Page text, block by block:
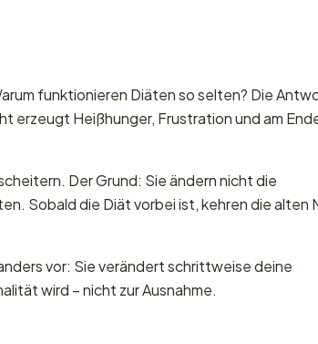
funktionieren Diäten so selten? Die
erzeugt Heißhunger, Frustration und am
Der Grund: Sie ändern nicht die
Sobald die Diät vorbei ist, kehren die alten
vor: Sie verändert schrittweise deine
wird – nicht zur Ausnahme.